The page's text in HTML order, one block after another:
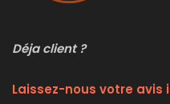
Déja client ?
Laissez-nous votre avis